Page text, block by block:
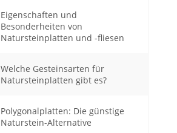
Eigenschaften und
Besonderheiten von
Natursteinplatten und -fliesen
Welche Gesteinsarten für
Natursteinplatten gibt es?
Polygonalplatten: Die günstige
Naturstein-Alternative